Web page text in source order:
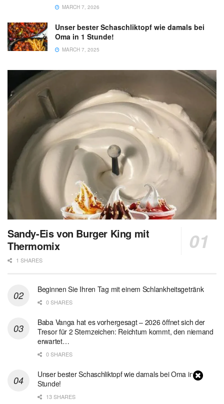
MARCH 7, 2026
Unser bester Schaschliktopf wie damals bei
Oma in 1 Stunde!
MARCH 7, 2025
Sandy-Eis von Burger King mit
Thermomix
1 SHARES
Beginnen Sie Ihren Tag mit einem Schlankheitsgetränk
0 SHARES
Baba Vanga hat es vorhergesagt – 2026 öffnet sich der
Tresor für 2 Sternzeichen: Reichtum kommt, den niemand
erwartet…
0 SHARES
Unser bester Schaschliktopf wie damals bei Oma in 1
Stunde!
13 SHARES